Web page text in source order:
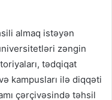
almaq istəyən
zəngin
tədqiqat
kampusları ilə diqqəti
çərçivəsində təhsil